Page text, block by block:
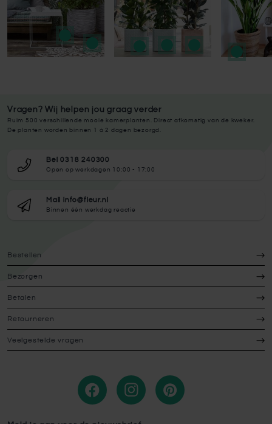
Vragen? Wij helpen jou graag verder
Ruim 500 verschillende mooie kamerplanten. Direct afkomstig van de kweker.
De planten worden binnen 1 à 2 dagen bezorgd.
Bel 0318 240300
Open op werkdagen 10:00 - 17:00
Mail info@fleur.nl
Binnen één werkdag reactie
Bestellen
Bezorgen
Betalen
Retourneren
Veelgestelde vragen